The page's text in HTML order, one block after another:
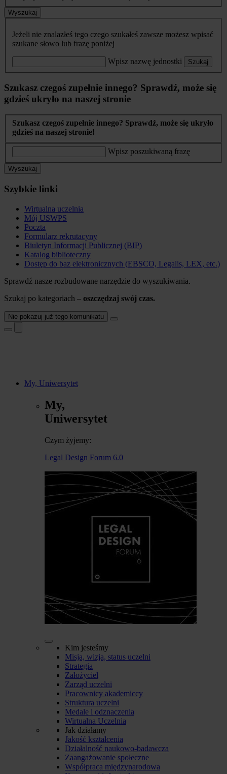
Wyszukaj
Jeżeli nie znalazłeś tego czego szukałeś zawsze możesz wpisać
szukane słowo lub frazę poniżej
Wpisz nazwę jednostki Szukaj
Szukasz czegoś zupełnie innego? Sprawdź, może się
gdzieś ukryło na naszej stronie
Szukasz czegoś zupełnie innego? Sprawdź, może się ukryło
gdzieś na naszej stronie!
Wpisz poszukiwaną frazę
Wyszukaj
Szybkie linki
Wirtualna uczelnia
Mój USWPS
Poczta
Formularz rekrutacyny
Biuletyn Informacji Publicznej (BIP)
Katalog biblioteczny
Dostęp do baz elektronicznych (EBSCO, Legalis, LEX, etc.)
Sprawdź nasze rozbudowane narzędzie do wyszukiwania.
Szukaj po kategoriach – oszczędzaj swój czas.
Nie pokazuj już tego komunikatu
My, Uniwersytet
My,
Uniwersytet
Czym żyjemy:
Legal Design Forum 6.0
Kim jesteśmy
Misja, wizja, status uczelni
Strategia
Założyciel
Zarząd uczelni
Pracownicy akademiccy
Struktura uczelni
Medale i odznaczenia
Wirtualna Uczelnia
Jak działamy
Jakość kształcenia
Działalność naukowo-badawcza
Zaangażowanie społeczne
Współpraca międzynarodowa